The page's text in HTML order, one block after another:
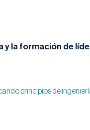
y la formación de